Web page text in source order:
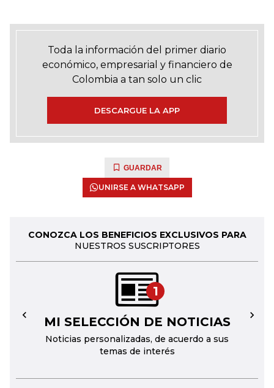
Toda la información del primer diario
económico, empresarial y financiero de
Colombia a tan solo un clic
DESCARGUE LA APP
GUARDAR
UNIRSE A WHATSAPP
CONOZCA LOS BENEFICIOS EXCLUSIVOS PARA
NUESTROS SUSCRIPTORES
1
MI SELECCIÓN DE NOTICIAS
Noticias personalizadas, de acuerdo a sus
temas de interés
← →